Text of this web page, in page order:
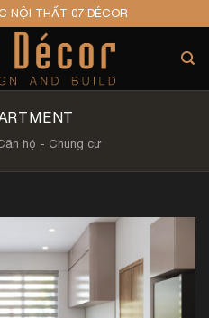
NỘI THẤT 07 DÉCOR
hộ - Chung cư